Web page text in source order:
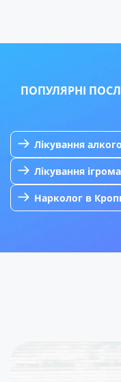
ПОПУЛЯРНІ
Лікування
Лікування
Нарколог в